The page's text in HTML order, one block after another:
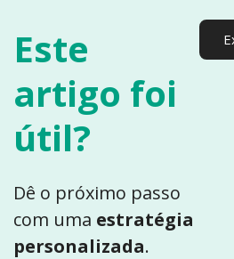
Este
artigo foi
útil?
Dê o próximo passo
com uma estratégia
personalizada.